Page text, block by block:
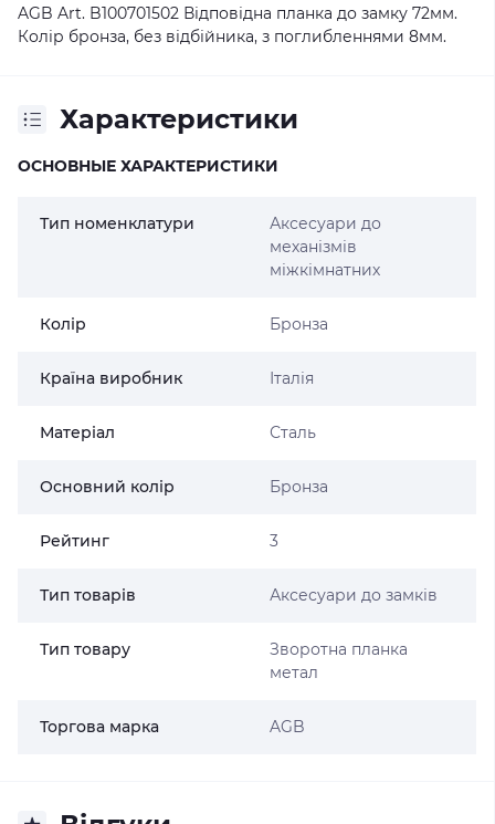
AGB Art. B100701502 Відповідна планка до замку 72мм.
Колір бронза, без відбійника, з поглибленнями 8мм.
Характеристики
ОСНОВНЫЕ ХАРАКТЕРИСТИКИ
Тип номенклатури
Аксесуари до
механізмів
міжкімнатних
Колір Бронза
Країна виробник Італія
Матеріал Сталь
Основний колір Бронза
Рейтинг 3
Тип товарів Аксесуари до замків
Тип товару
Зворотна планка
метал
Торгова марка AGB